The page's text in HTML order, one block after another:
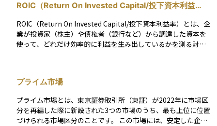
げていると判断され、投資家にとって魅力的な企業と見なされ
やすくなります。ただし、自己資本を減らしてROEを意図的に
高める手法もあるため、借入依存度（財務レバレッジ）とのバ
ランスも考慮する必要があります。長期投資の際は、ROEの推
移や業界平均と比較し、持続的な成長が可能かを見極めること
算式はROE(%)＝当期純利益 ÷ 自己資本 × 100、またはROE
00。ROE（自己資本利益率）は、投資家が投下した資本に対
し、企業がどれだけの利益を上げているかを表す重要な財務指
標。ROEの数値が高いほど経営効率が良いと言える。
ROIC（Return On Invested Capital/投下資本利益
ROIC（Return On Invested Capital/投下資本利益率）とは、企
業が投資家（株主）や債権者（銀行など）から調達した資本を
使って、どれだけ効率的に利益を生み出しているかを測る財務
します。特に、ROICが資本コスト（WACC）を上回っている場
合、その企業は経済的価値を創出していると判断されます。投
資家にとっては、企業の成長性や経営の効率性を評価する重要
な指標であり、長期的な投資判断に活用されます。
プライム市場
プライム市場とは、東京証券取引所（東証）が2022年に市場区
分を再編した際に新設された3つの市場のうち、最も上位に位置
づけられる市場区分のことです。 この市場には、安定した企業